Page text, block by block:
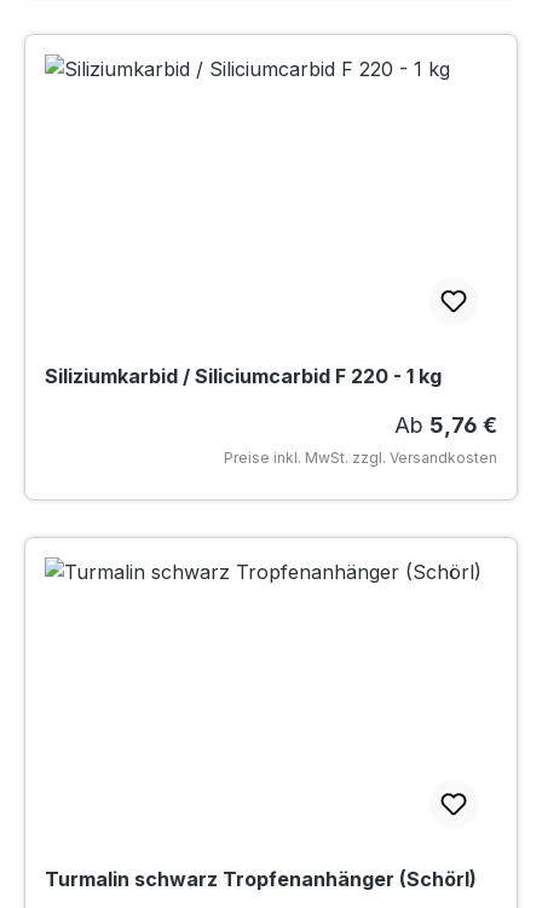
Siliziumkarbid / Siliciumcarbid F 220 - 1 kg
Regulärer
Ab 5,76 €
Preise inkl. MwSt. zzgl. Versandkosten
Turmalin schwarz Tropfenanhänger (Schörl)